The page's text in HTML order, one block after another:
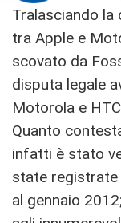
Tralasciando
tra Apple e
scovato da
disputa legale
Motorola e
Quanto
infatti è stato
state registrate
al gennaio